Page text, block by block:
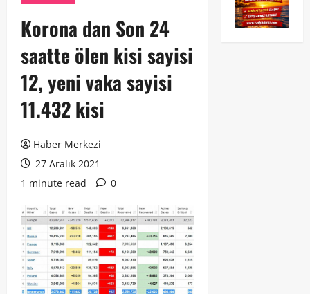
Korona dan Son 24
saatte ölen kisi sayisi
12, yeni vaka sayisi
11.432 kisi
Haber Merkezi
27 Aralık 2021
1 minute read
0